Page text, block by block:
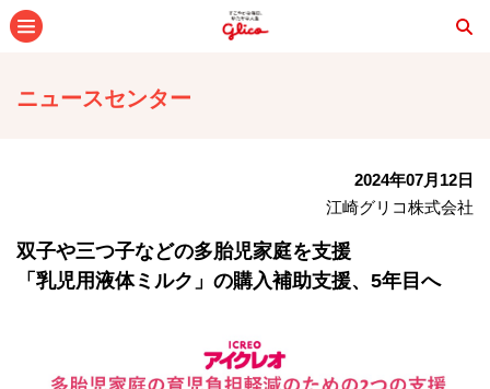
ニュースセンター
2024年07月12日
江崎グリコ株式会社
双子や三つ子などの多胎児家庭を支援
「乳児用液体ミルク」の購入補助支援、5年目へ